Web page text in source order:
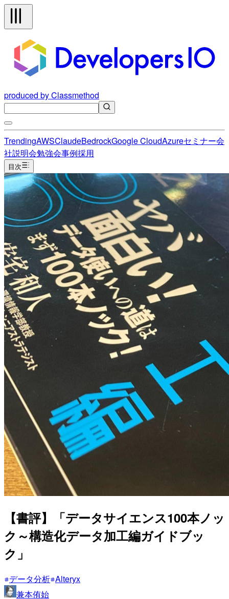
produced by Classmethod
TrendingAWSClaudeBedrockGoogle CloudAzureセミナー会
社説明会勉強会事例採用
目次
【書評】「データサイエンス100本ノッ
ク～構造化データ加工編ガイドブッ
ク」
データ分析 Alteryx
兼本侑始